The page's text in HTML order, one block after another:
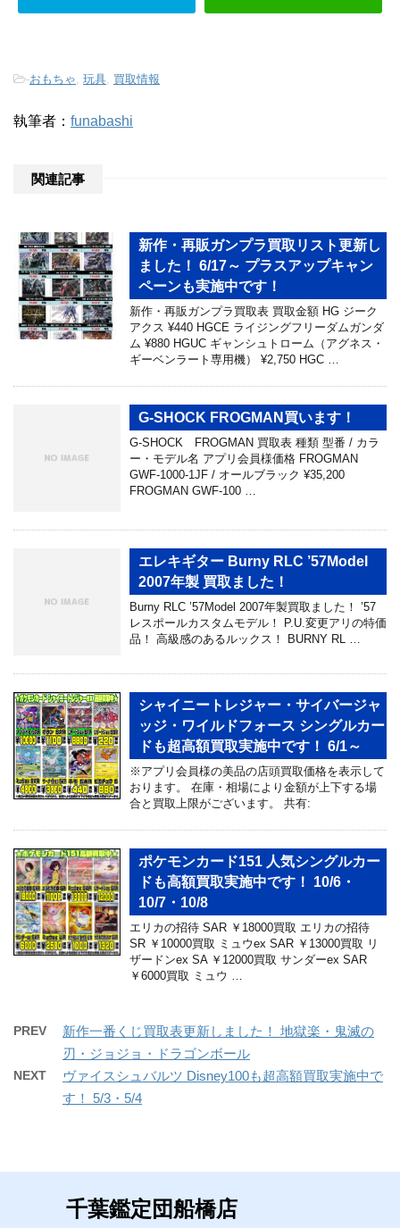
-おもちゃ 玩具 買取情報
執筆者： funabashi
関連記事
新作・再販ガンプラ買取リスト更新し
ました！ 6/17～ プラスアップキャン
ペーンも実施中です！
新作・再販ガンプラ買取表 買取金額 HG ジーク
アクス ¥440 HGCE ライジングフリーダムガンダ
ム ¥880 HGUC ギャンシュトローム（アグネス・
ギーベンラート専用機） ¥2,750 HGC …
G-SHOCK FROGMAN買います！
G-SHOCK FROGMAN 買取表 種類 型番 / カラ
ー・モデル名 アプリ会員様価格 FROGMAN
GWF-1000-1JF / オールブラック ¥35,200
FROGMAN GWF-100 …
エレキギター Burny RLC ’57Model
2007年製 買取ました！
Burny RLC ’57Model 2007年製買取ました！ ’57
レスポールカスタムモデル！ P.U.変更アリの特価
品！ 高級感のあるルックス！ BURNY RL …
シャイニートレジャー・サイバージャ
ッジ・ワイルドフォース シングルカー
ドも超高額買取実施中です！ 6/1～
※アプリ会員様の美品の店頭買取価格を表示して
おります。 在庫・相場により金額が上下する場
合と買取上限がございます。 共有:
ポケモンカード151 人気シングルカー
ドも高額買取実施中です！ 10/6・
10/7・10/8
エリカの招待 SAR ￥18000買取 エリカの招待
SR ￥10000買取 ミュウex SAR ￥13000買取 リ
ザードンex SA ￥12000買取 サンダーex SAR
￥6000買取 ミュウ …
PREV
新作一番くじ買取表更新しました！ 地獄楽・鬼滅の
刃・ジョジョ・ドラゴンボール
NEXT
ヴァイスシュバルツ Disney100も超高額買取実施中で
す！ 5/3・5/4
千葉鑑定団船橋店